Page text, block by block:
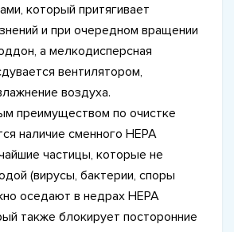
который притягивает
и при очередном вращении
а мелкодисперсная
вентилятором,
воздуха.
преимуществом по очистке
наличие сменного НЕРА
частицы, которые не
(вирусы, бактерии, споры
оседают в недрах НЕРА
также блокирует посторонние